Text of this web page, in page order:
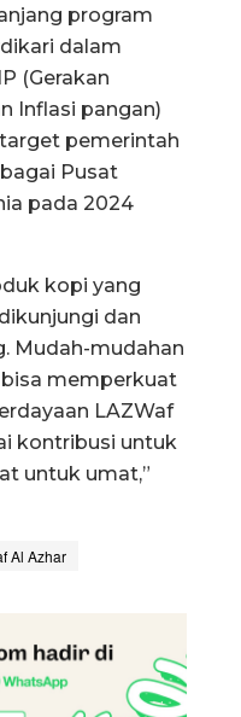
program
dalam
(Gerakan
Inflasi pangan)
pemerintah
Pusat
pada 2024
kopi yang
dan
Mudah-mudahan
bisa memperkuat
LAZWaf
kontribusi untuk
untuk umat,”
Al Azhar